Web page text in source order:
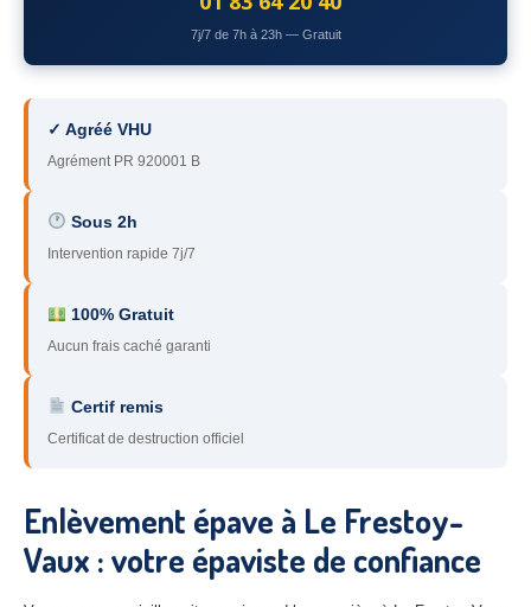
– Yvelines
92– Hauts-de-Seine
93 – Seine-Saint-Denis
94– Val-de-Marne
95 – Val d’Oise
– Essonne
89 – Yonne
51 – Marne
– Eure-et-Loir
27– Eure
– Aube
7j/7 de 7h à 23h — Gratuit
✓ Agréé VHU
Agrément PR 920001 B
Sous 2h
Intervention rapide 7j/7
100% Gratuit
Aucun frais caché garanti
Certif remis
Certificat de destruction officiel
Enlèvement épave à Le Frestoy-
Vaux : votre épaviste de confiance